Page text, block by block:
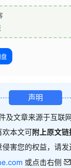
声明
及文章来源于互联
欢本文可附上原文链
侵害您的权益，请发
或点击右侧